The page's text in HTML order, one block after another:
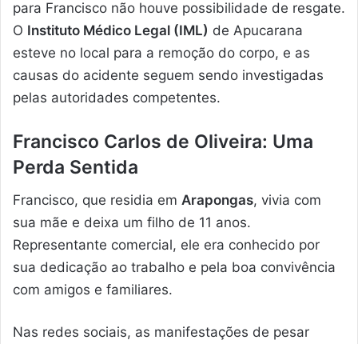
para Francisco não houve possibilidade de resgate.
O Instituto Médico Legal (IML) de Apucarana
esteve no local para a remoção do corpo, e as
causas do acidente seguem sendo investigadas
pelas autoridades competentes.
Francisco Carlos de Oliveira: Uma
Perda Sentida
Francisco, que residia em Arapongas, vivia com
sua mãe e deixa um filho de 11 anos.
Representante comercial, ele era conhecido por
sua dedicação ao trabalho e pela boa convivência
com amigos e familiares.
Nas redes sociais, as manifestações de pesar